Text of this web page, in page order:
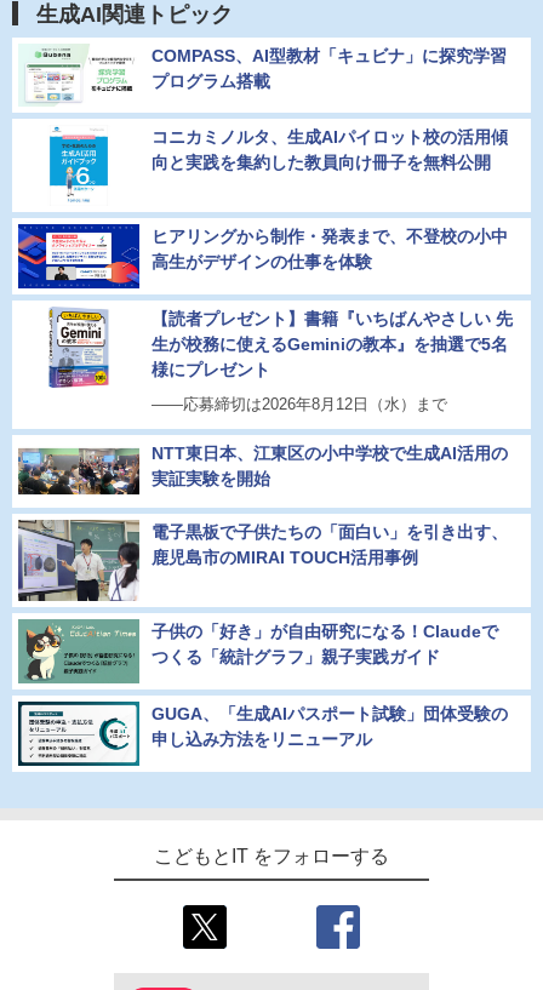
生成AI関連トピック
COMPASS、AI型教材「キュビナ」に探究学習
プログラム搭載
コニカミノルタ、生成AIパイロット校の活用傾
向と実践を集約した教員向け冊子を無料公開
ヒアリングから制作・発表まで、不登校の小中
高生がデザインの仕事を体験
【読者プレゼント】書籍『いちばんやさしい 先
生が校務に使えるGeminiの教本』を抽選で5名
様にプレゼント
――応募締切は2026年8月12日（水）まで
NTT東日本、江東区の小中学校で生成AI活用の
実証実験を開始
電子黒板で子供たちの「面白い」を引き出す、
鹿児島市のMIRAI TOUCH活用事例
子供の「好き」が自由研究になる！Claudeで
つくる「統計グラフ」親子実践ガイド
GUGA、「生成AIパスポート試験」団体受験の
申し込み方法をリニューアル
こどもとIT をフォローする